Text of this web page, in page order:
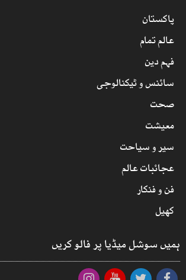
پاکستان
عالم تمام
فہم دین
سائنس و ٹیکنالوجی
صحت
معیشت
سیر و سیاحت
عجائبات عالم
فن و فنکار
کھیل
ہمیں سوشل میڈیا پر فالو کریں